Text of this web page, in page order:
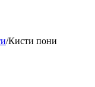
/Кисти пони